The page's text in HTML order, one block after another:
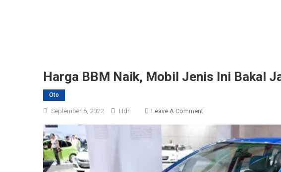
Harga BBM Naik, Mobil Jenis Ini Bakal
Oto
September 6, 2022 Hdr Leave A CommentOn
Naik,
Mobil
Jenis